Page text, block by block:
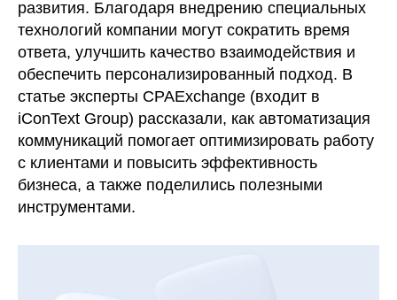
развития. Благодаря внедрению специальных
технологий компании могут сократить время
ответа, улучшить качество взаимодействия и
обеспечить персонализированный подход. В
статье эксперты CPAExchange (входит в
iConText Group) рассказали, как автоматизация
коммуникаций помогает оптимизировать работу
с клиентами и повысить эффективность
бизнеса, а также поделились полезными
инструментами.